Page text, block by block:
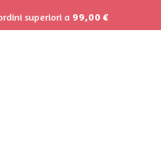
superiori a 99,00 €